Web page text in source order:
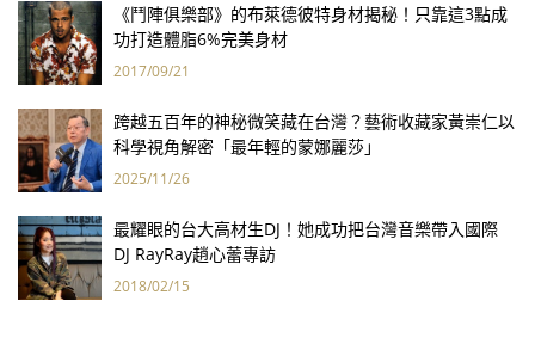
《鬥陣俱樂部》的布萊德彼特身材揭秘！只靠這3點成
功打造體脂6%完美身材
2017/09/21
跨越五百年的神秘微笑藏在台灣？藝術收藏家黃崇仁以
科學視角解密「最年輕的蒙娜麗莎」
2025/11/26
最耀眼的台大高材生DJ！她成功把台灣音樂帶入國際
DJ RayRay趙心蕾專訪
2018/02/15